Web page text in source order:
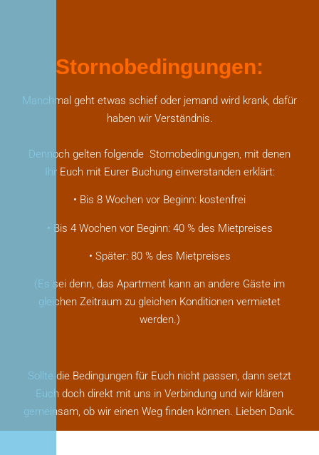
Stornobedingungen:
Manchmal geht etwas schief oder jemand wird krank, dafür
haben wir Verständnis.
Dennoch gelten folgende Stornobedingungen, mit denen
Ihr Euch mit Eurer Buchung einverstanden erklärt:
• Bis 8 Wochen vor Beginn: kostenfrei
• Bis 4 Wochen vor Beginn: 40 % des Mietpreises
• Später: 80 % des Mietpreises
(Es sei denn, das Apartment kann an andere Gäste im
gleichen Zeitraum zu gleichen Konditionen vermietet
werden.)
Sollte die Bedingungen für Euch nicht passen, dann setzt
Euch doch direkt mit uns in Verbindung und wir klären
gemeinsam, ob wir einen Weg finden können. Lieben Dank.